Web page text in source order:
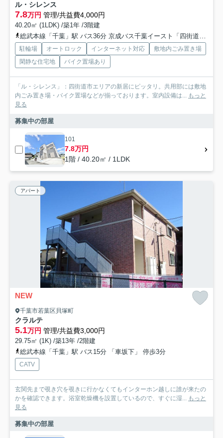
ル・シレンス
7.8万円 管理/共益費4,000円
40.20㎡ (1LDK) /築1年 /3階建
総武本線「千葉」駅 バス36分 京成バス千葉イースト「四街道十字路」 停歩6分
駐輪場 オートロック インターネット対応
敷地内ごみ置き場
閑静な住宅地
バイク置場あり
「ル・シレンス」：四街道市エリアの新居にピッタリ。共用部には敷地
内ごみ置き場・バイク置場などが揃っております。室内設備は... もっと
見る
募集中の部屋
101
7.8万円
1階 / 40.20㎡ / 1LDK
アパート
NEW
千葉市若葉区貝塚町
クラルテ
5.1万円 管理/共益費3,000円
29.75㎡ (1K) /築13年 /2階建
総武本線「千葉」駅 バス15分 「車坂下」 停歩3分
CATV
玄関先まで覗き穴を覗きに行かなくてもインターホン越しに誰が来たの
かを確認できます。浴室乾燥機を設置しているので、すぐに湿... もっと
見る
募集中の部屋